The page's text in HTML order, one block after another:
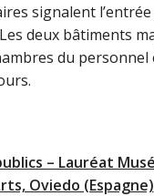
signalent
deux bâtiments
du
– Lauréat
Oviedo (Espagne)